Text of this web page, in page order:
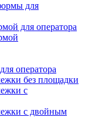
для
для оператора
оператора
без площадки
с
с двойным